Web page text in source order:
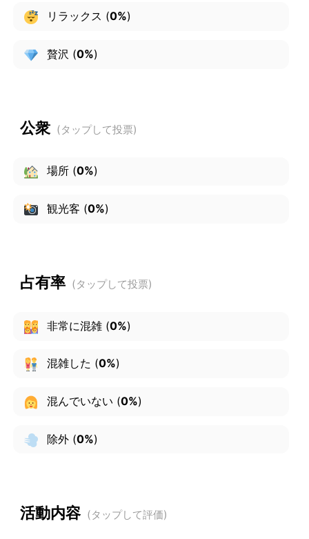
リラックス (0%)
贅沢 (0%)
公衆
場所(0%)
観光客 (0%)
占有率
非常に混雑(0%)
混雑した (0%)
混んでいない (0%)
除外(0%)
活動内容